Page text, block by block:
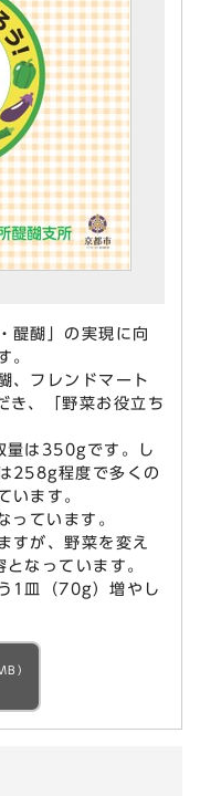
醍醐」の実現に向
。
、フレンドマート
、「野菜お役立ち
量は350gです。し
258g程度で多くの
います。
ています。
すが、野菜を変え
なっています。
1皿（70g）増やし
）